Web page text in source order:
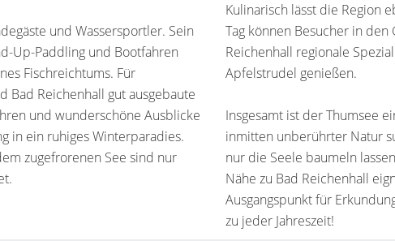
und Wassersportler. Sein
Up-Paddling und Bootfahren
Fischreichtums. Für
Bad Reichenhall gut ausgebaute
und wunderschöne Ausblicke
in ein ruhiges Winterparadies.
zugefrorenen See sind nur
Kulinarisch lässt die Region
Tag können Besucher in
Reichenhall regionale
Apfelstrudel genießen.
Insgesamt ist der Thumsee
inmitten unberührter Natur
nur die Seele baumeln
Nähe zu Bad Reichenhall
Ausgangspunkt für
zu jeder Jahreszeit!